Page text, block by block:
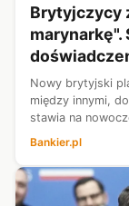
Brytyjczycy
marynarkę".
Nowy brytyjski
między innymi,
stawia na
Investment Plan ...
Bankier.pl